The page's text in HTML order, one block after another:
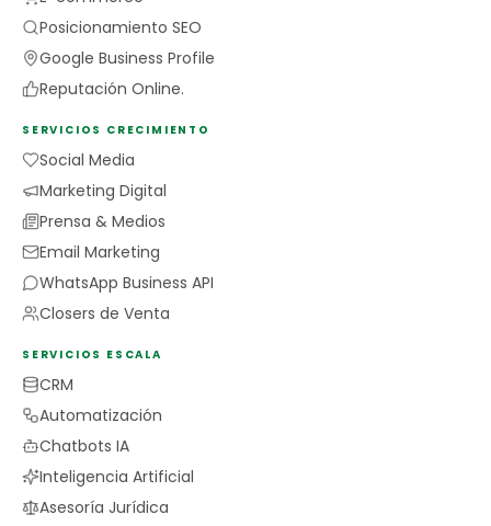
Posicionamiento SEO
Google Business Profile
Reputación Online.
SERVICIOS CRECIMIENTO
Social Media
Marketing Digital
Prensa & Medios
Email Marketing
WhatsApp Business API
Closers de Venta
SERVICIOS ESCALA
CRM
Automatización
Chatbots IA
Inteligencia Artificial
Asesoría Jurídica